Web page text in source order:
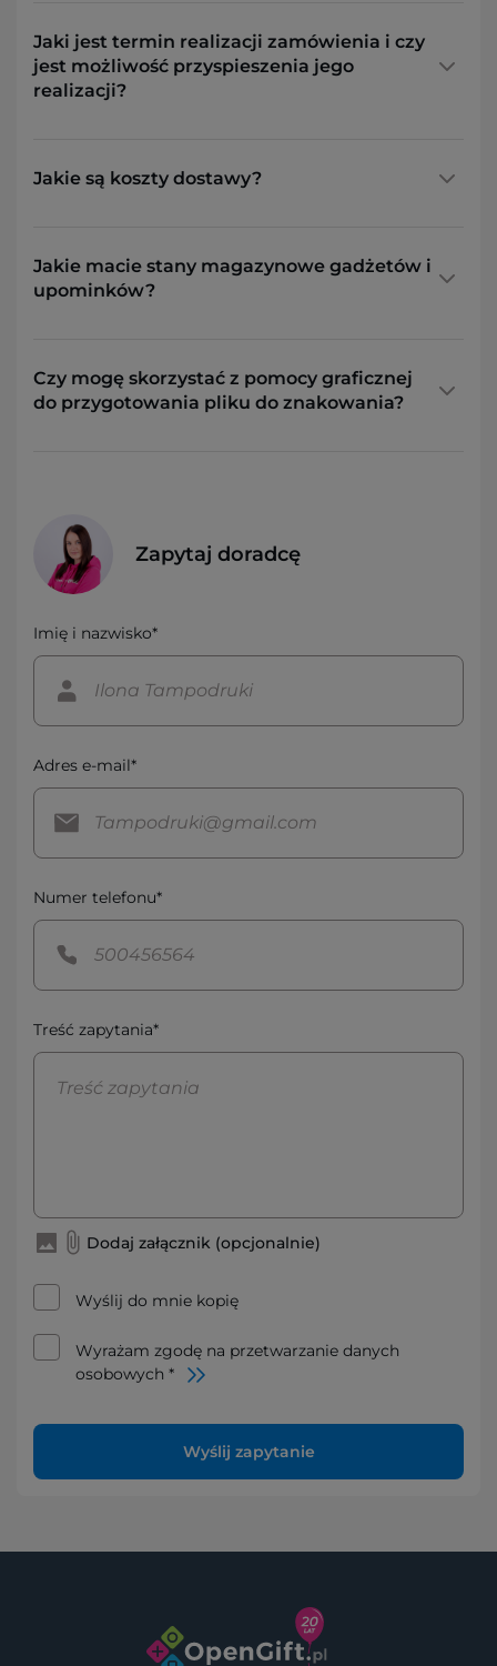
Jaki jest termin realizacji zamówienia i czy
jest możliwość przyspieszenia jego
realizacji?
Jakie są koszty dostawy?
Jakie macie stany magazynowe gadżetów i
upominków?
Czy mogę skorzystać z pomocy graficznej
do przygotowania pliku do znakowania?
Zapytaj doradcę
Imię i nazwisko*
Adres e-mail*
Numer telefonu*
Treść zapytania*
Dodaj załącznik (opcjonalnie)
Wyślij do mnie kopię
Wyrażam zgodę na przetwarzanie danych
osobowych *
Wyślij zapytanie